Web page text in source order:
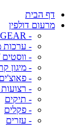
דף הבית
מרעום דולפין
- THE INNOVATIVE 2025 GEAR
- ערכות
-
- מיגון
-
-
- תיקים
- פקלים
- עזרים